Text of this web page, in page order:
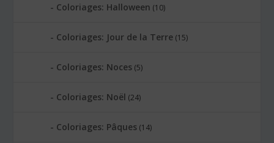
Coloriages: Halloween (10)
Coloriages: Jour de la Terre (15)
Coloriages: Noces (5)
Coloriages: Noël (24)
Coloriages: Pâques (14)